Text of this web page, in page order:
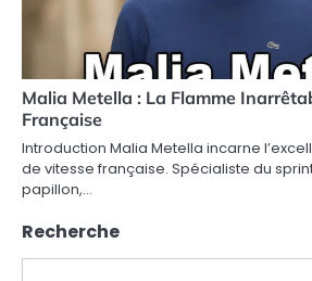
Malia Metella : La Flamme
Française
Introduction Malia Metella incarne
de vitesse française. Spécialiste du
papillon,…
Recherche